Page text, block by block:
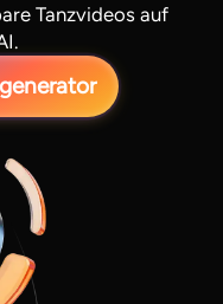
Tanzvideos auf